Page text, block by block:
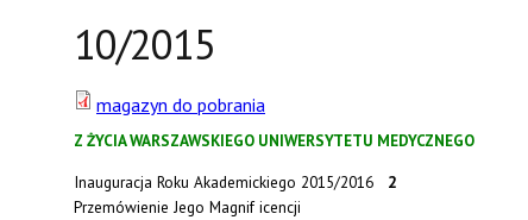
10/2015
magazyn do pobrania
Z ŻYCIA WARSZAWSKIEGO UNIWERSYTETU MEDYCZNEGO
Inauguracja Roku Akademickiego 2015/2016 2
Przemówienie Jego Magnif icencji